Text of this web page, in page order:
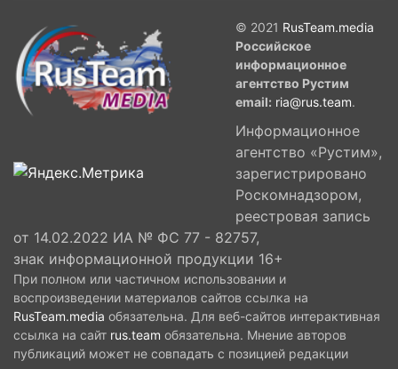
© 2021 RusTeam.media
Российское
информационное
агентство Рустим
email: ria@rus.team.
Информационное
агентство «Рустим»,
зарегистрировано
Роскомнадзором,
реестровая запись
от 14.02.2022 ИА № ФС 77 - 82757,
знак информационной продукции 16+
При полном или частичном использовании и
воспроизведении материалов сайтов ссылка на
RusTeam.media обязательна. Для веб-сайтов интерактивная
ссылка на сайт rus.team обязательна. Мнение авторов
публикаций может не совпадать с позицией редакции